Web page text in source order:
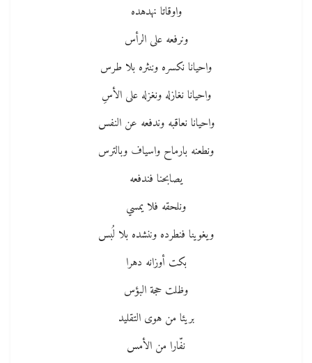
واوقاتا نهدهده
ونرفعه على الرأس
واحيانا نكسره وننثره بلا طرس
واحيانا نغازله ونغزله على الأسِ
واحيانا نعاقبه وندفعه عن النفس
ونطعنه بارماح واسياف وبالترس
يصابحنا فندفعه
ونلحقه فلا يمسي
ويغوينا فنطرده وننشده بلا لُبس
بكت أوزانه دهرا
وظلت حجة البؤس
بريئا من هوى التقليد
نفّارا من الأمس